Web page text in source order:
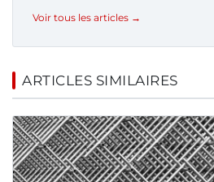
Voir tous les articles →
ARTICLES SIMILAIRES